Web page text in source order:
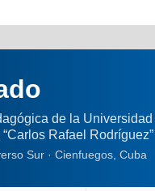
de la Universidad
Rafael Rodríguez”
Sur · Cienfuegos, Cuba